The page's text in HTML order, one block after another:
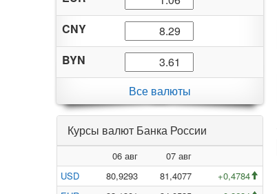
CNY
BYN
Все валюты
Курсы валют Банка России
06 авг
07 авг
USD
80,9293 81,4077
+0,4784